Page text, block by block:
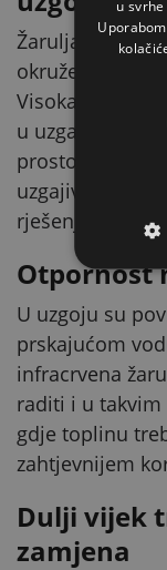
Žarulja PAR38
okruženju, gdje
Visoka
u uzgajalištima,
prostorima za
uzgajivače koji
rješenje.
Otpornost
U uzgoju su
prskajućom
infracrvena
raditi i u takvim
gdje toplinu
zahtjevnijem
Dulji vijek
zamjena
u